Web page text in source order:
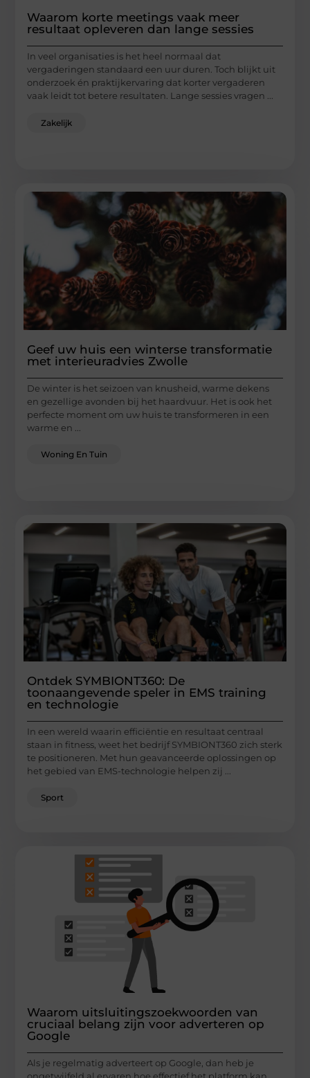
Waarom korte meetings vaak meer
resultaat opleveren dan lange sessies
In veel organisaties is het heel normaal dat
vergaderingen standaard een uur duren. Toch blijkt uit
onderzoek én praktijkervaring dat korter vergaderen
vaak leidt tot betere resultaten. Lange sessies vragen ...
Zakelijk
Geef uw huis een winterse transformatie
met interieuradvies Zwolle
De winter is het seizoen van knusheid, warme dekens
en gezellige avonden bij het haardvuur. Het is ook het
perfecte moment om uw huis te transformeren in een
warme en ...
Woning En Tuin
Ontdek SYMBIONT360: De
toonaangevende speler in EMS training
en technologie
In een wereld waarin efficiëntie en resultaat centraal
staan in fitness, weet het bedrijf SYMBIONT360 zich sterk
te positioneren. Met hun geavanceerde oplossingen op
het gebied van EMS-technologie helpen zij ...
Sport
Waarom uitsluitingszoekwoorden van
cruciaal belang zijn voor adverteren op
Google
Als je regelmatig adverteert op Google, dan heb je